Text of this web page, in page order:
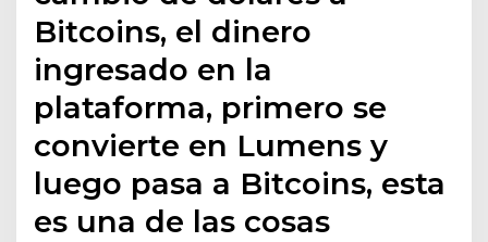
Bitcoins, el dinero
ingresado en la
plataforma, primero se
convierte en Lumens y
luego pasa a Bitcoins, esta
es una de las cosas